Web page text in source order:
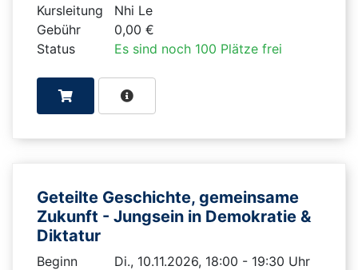
Kursleitung
Nhi Le
Gebühr
0,00 €
Status
Es sind noch 100 Plätze frei
Geteilte Geschichte, gemeinsame
Zukunft - Jungsein in Demokratie &
Diktatur
Beginn
Di., 10.11.2026, 18:00 - 19:30 Uhr